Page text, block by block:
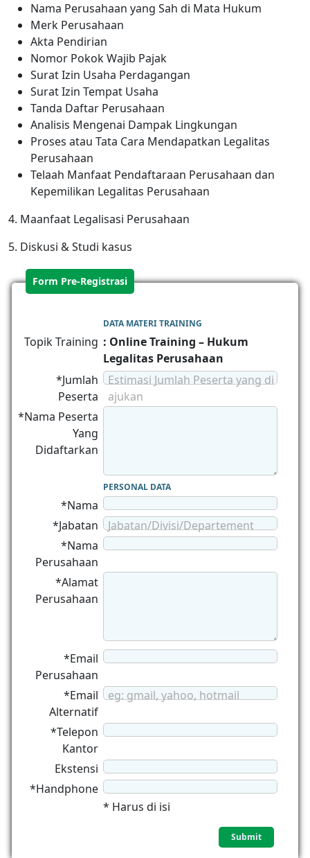
Nama Perusahaan yang Sah di Mata Hukum
Merk Perusahaan
Akta Pendirian
Nomor Pokok Wajib Pajak
Surat Izin Usaha Perdagangan
Surat Izin Tempat Usaha
Tanda Daftar Perusahaan
Analisis Mengenai Dampak Lingkungan
Proses atau Tata Cara Mendapatkan Legalitas
Perusahaan
Telaah Manfaat Pendaftaraan Perusahaan dan
Kepemilikan Legalitas Perusahaan
4. Maanfaat Legalisasi Perusahaan
5. Diskusi & Studi kasus
Form Pre-Registrasi
DATA MATERI TRAINING
Topik Training : Online Training – Hukum
Legalitas Perusahaan
*Jumlah
Peserta
Estimasi Jumlah Peserta yang di
ajukan
*Nama Peserta
Yang
Didaftarkan
PERSONAL DATA
*Nama
*Jabatan
Jabatan/Divisi/Departement
*Nama
Perusahaan
*Alamat
Perusahaan
*Email
Perusahaan
*Email
Alternatif
eg: gmail, yahoo, hotmail
*Telepon
Kantor
Ekstensi
*Handphone
* Harus di isi